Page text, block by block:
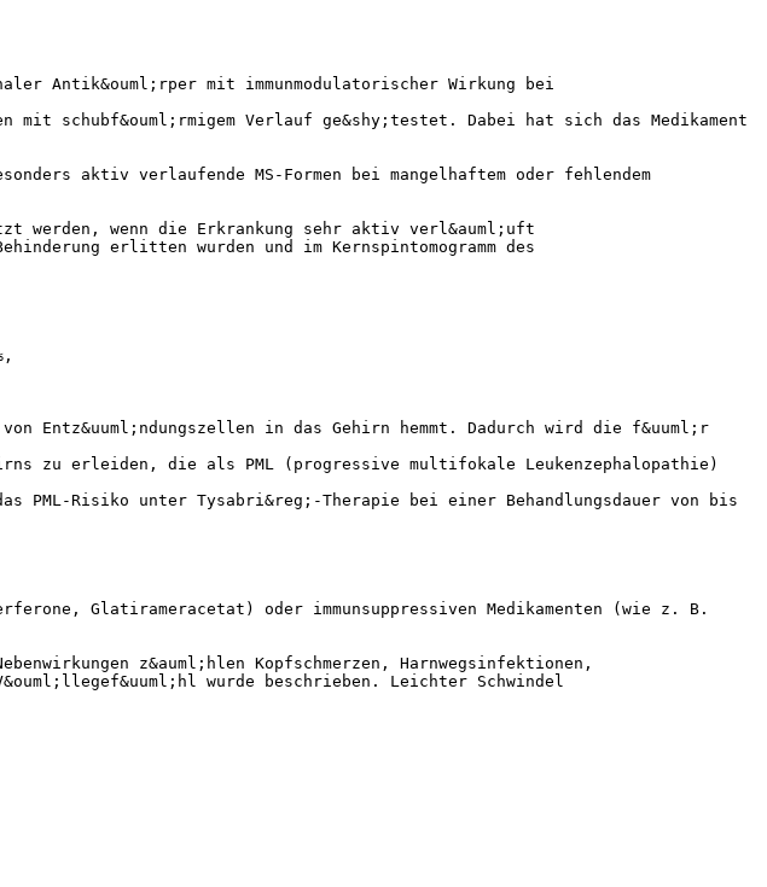
Antik&ouml;rper mit immunmodulatorischer Wirkung bei
schubf&ouml;rmigem Verlauf ge&shy;testet. Dabei hat sich das Medikament
aktiv verlaufende MS-Formen bei mangelhaftem oder fehlendem
werden, wenn die Erkrankung sehr aktiv verl&auml;uft
erlitten wurden und im Kernspintomogramm des
Entz&uuml;ndungszellen in das Gehirn hemmt. Dadurch wird die f&uuml;r
zu erleiden, die als PML (progressive multifokale Leukenzephalopathie)
PML-Risiko unter Tysabri&reg;-Therapie bei einer Behandlungsdauer von bis
Glatirameracetat) oder immunsuppressiven Medikamenten (wie z. B.
z&auml;hlen Kopfschmerzen, Harnwegsinfektionen,
wurde beschrieben. Leichter Schwindel